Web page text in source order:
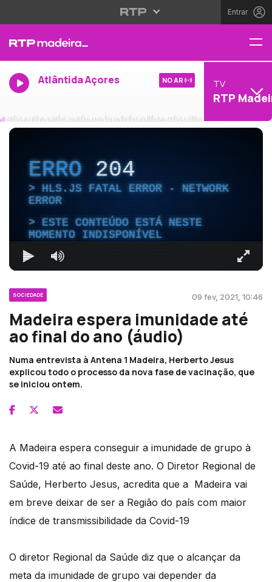
Entrar
Atlântida Açores NO AR TV
RTP
ERRO204
HLS.JS FATAL ERROR - NETWORK
ERROR
ESTE CONTEÚDO ESTÁ NESTE
MOMENTO INDISPONÍVEL
SOCIEDADE 09 fev, 2021, 10:46
Madeira espera imunidade até
ao final do ano (áudio)
Numa entrevista à Antena 1 Madeira, Herberto Jesus
explicou todo o processo da nova fase de vacinação, que
se iniciou ontem.
A Madeira espera conseguir a imunidade de grupo à
Covid-19 até ao final deste ano. O Diretor Regional de
Saúde, Herberto Jesus, acredita que a Madeira vai
em breve deixar de ser a Região do país com maior
índice de transmissibilidade da Covid-19
O diretor Regional da Saúde diz que o alcançar da
meta da imunidade de grupo vai depender da